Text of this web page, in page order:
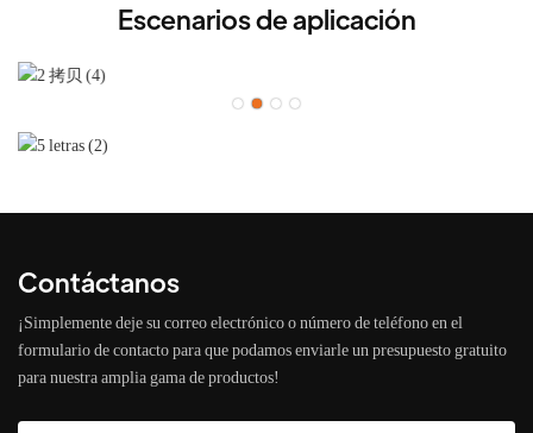
Escenarios de aplicación
Contáctanos
¡Simplemente deje su correo electrónico o número de teléfono en el
formulario de contacto para que podamos enviarle un presupuesto gratuito
para nuestra amplia gama de productos!